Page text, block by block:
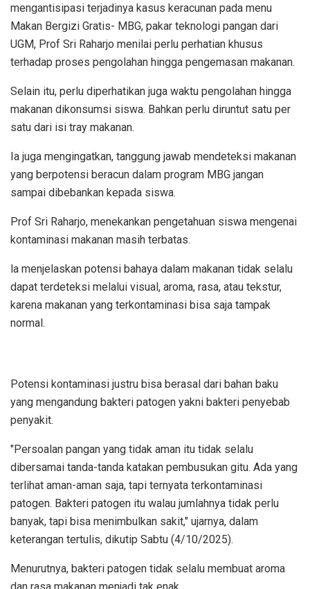
mengantisipasi terjadinya kasus keracunan pada menu
Makan Bergizi Gratis- MBG, pakar teknologi pangan dari
UGM, Prof Sri Raharjo menilai perlu perhatian khusus
terhadap proses pengolahan hingga pengemasan makanan.
Selain itu, perlu diperhatikan juga waktu pengolahan hingga
makanan dikonsumsi siswa. Bahkan perlu diruntut satu per
satu dari isi tray makanan.
Ia juga mengingatkan, tanggung jawab mendeteksi makanan
yang berpotensi beracun dalam program MBG jangan
sampai dibebankan kepada siswa.
Prof Sri Raharjo, menekankan pengetahuan siswa mengenai
kontaminasi makanan masih terbatas.
la menjelaskan potensi bahaya dalam makanan tidak selalu
dapat terdeteksi melalui visual, aroma, rasa, atau tekstur,
karena makanan yang terkontaminasi bisa saja tampak
normal.
Potensi kontaminasi justru bisa berasal dari bahan baku
yang mengandung bakteri patogen yakni bakteri penyebab
penyakit.
"Persoalan pangan yang tidak aman itu tidak selalu
dibersamai tanda-tanda katakan pembusukan gitu. Ada yang
terlihat aman-aman saja, tapi ternyata terkontaminasi
patogen. Bakteri patogen itu walau jumlahnya tidak perlu
banyak, tapi bisa menimbulkan sakit," ujarnya, dalam
keterangan tertulis, dikutip Sabtu (4/10/2025).
Menurutnya, bakteri patogen tidak selalu membuat aroma